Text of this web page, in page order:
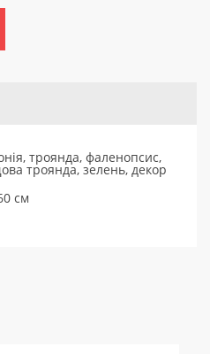
троянда, фаленопсис,
троянда, зелень, декор
см